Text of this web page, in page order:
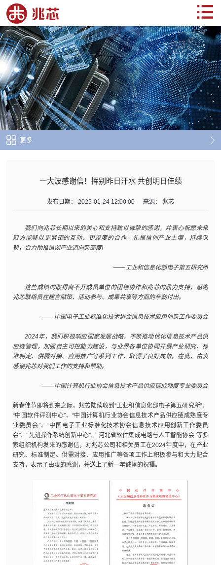
更多
一大波感谢信！挥别昨日汗水 共创明日佳绩
发布日期： 2025-01-24 12:00:00 来源： 兆芯
我们向兆芯长期以来的关心和支持致以诚挚的感谢，并衷心祝愿未来
双方能够以更紧密的互动、更深度的合作，扎根信创产业土壤，持续深
耕，合力助推信创产业迈向新高度!
——工业和信息化部电子第五研究所
这些成绩的取得离不开成员单位的团结协作和兆芯的鼎力支持，感谢
兆芯联络员在建言献策、活动参与、成果共享等方面的辛勤付出。
——中国电子工业标准化技术协会信息技术应用创新工作委员会
2024年，我们积极响应国家发展战略，不断推动优化信息技术产品供
应链管理，加强自主可控能力建设，与业界各单位协同开展产业研究、标
准制定、供需对接、应用推广等系列工作，取得了良好成效。在此，由衷
感谢兆芯对我们工作的支持和帮助。
——中国计算机行业协会信息技术产品供应链成熟度专业委员会
新春佳节即将到来之际，兆芯陆续收到“工业和信息化部电子第五研究所”、
“中国软件评测中心”、“中国计算机行业协会信息技术产品供应链成熟度专
业委员会”、“中国电子工业标准化技术协会信息技术应用创新工作委员
会”、“先进操作系统创新中心”、“河北省软件集成电路与人工智能协会”等多
家组织机构发来的感谢信，对兆芯公司和相关员工在2024年度中，在产业
研究、标准制定、供需对接、应用推广等各项工作上积极参与和大力配合
支持，表示了由衷的感谢，并送上了新一年诚挚的祝福。